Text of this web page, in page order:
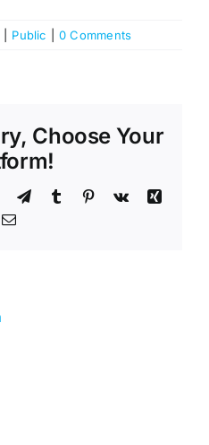
Public 0 Comments
Choose Your
WhatsApp
TelegramTumblr Pinterest
Vk
Xing
Email